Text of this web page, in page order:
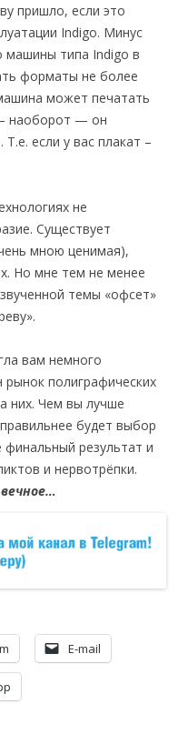
пришло, если это
Indigo. Минус
машины типа Indigo в
форматы не более
может печатать
наоборот — он
если у вас плакат –
не
Существует
мною ценимая),
Но мне тем не менее
темы «офсет»
вам немного
рынок полиграфических
них. Чем вы лучше
будет выбор
результат и
и нервотрёпки.
E-mail